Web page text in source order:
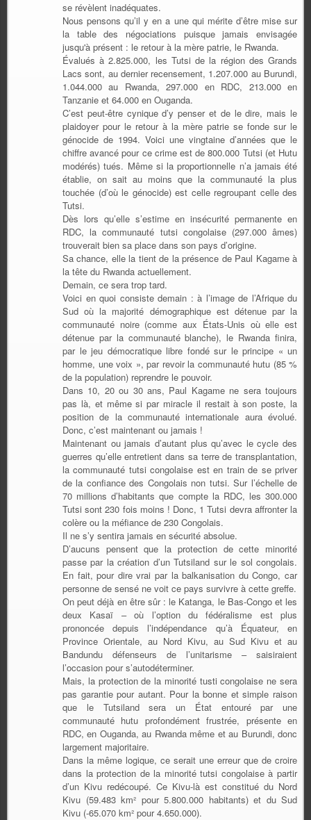
se révèlent inadéquates.
Nous pensons qu’il y en a une qui mérite d’être mise sur
la table des négociations puisque jamais envisagée
jusqu'à présent : le retour à la mère patrie, le Rwanda.
Évalués à 2.825.000, les Tutsi de la région des Grands
Lacs sont, au dernier recensement, 1.207.000 au Burundi,
1.044.000 au Rwanda, 297.000 en RDC, 213.000 en
Tanzanie et 64.000 en Ouganda.
C’est peut-être cynique d’y penser et de le dire, mais le
plaidoyer pour le retour à la mère patrie se fonde sur le
génocide de 1994. Voici une vingtaine d’années que le
chiffre avancé pour ce crime est de 800.000 Tutsi (et Hutu
modérés) tués. Même si la proportionnelle n’a jamais été
établie, on sait au moins que la communauté la plus
touchée (d’où le génocide) est celle regroupant celle des
Tutsi.
Dès lors qu’elle s’estime en insécurité permanente en
RDC, la communauté tutsi congolaise (297.000 âmes)
trouverait bien sa place dans son pays d’origine.
Sa chance, elle la tient de la présence de Paul Kagame à
la tête du Rwanda actuellement.
Demain, ce sera trop tard.
Voici en quoi consiste demain : à l’image de l’Afrique du
Sud où la majorité démographique est détenue par la
communauté noire (comme aux États-Unis où elle est
détenue par la communauté blanche), le Rwanda finira,
par le jeu démocratique libre fondé sur le principe « un
homme, une voix », par revoir la communauté hutu (85 %
de la population) reprendre le pouvoir.
Dans 10, 20 ou 30 ans, Paul Kagame ne sera toujours
pas là, et même si par miracle il restait à son poste, la
position de la communauté internationale aura évolué.
Donc, c’est maintenant ou jamais !
Maintenant ou jamais d’autant plus qu’avec le cycle des
guerres qu’elle entretient dans sa terre de transplantation,
la communauté tutsi congolaise est en train de se priver
de la confiance des Congolais non tutsi. Sur l’échelle de
70 millions d’habitants que compte la RDC, les 300.000
Tutsi sont 230 fois moins ! Donc, 1 Tutsi devra affronter la
colère ou la méfiance de 230 Congolais.
Il ne s’y sentira jamais en sécurité absolue.
D’aucuns pensent que la protection de cette minorité
passe par la création d’un Tutsiland sur le sol congolais.
En fait, pour dire vrai par la balkanisation du Congo, car
personne de sensé ne voit ce pays survivre à cette greffe.
On peut déjà en être sûr : le Katanga, le Bas-Congo et les
deux Kasaï – où l’option du fédéralisme est plus
prononcée depuis l’indépendance qu’à Équateur, en
Province Orientale, au Nord Kivu, au Sud Kivu et au
Bandundu défenseurs de l’unitarisme – saisiraient
l’occasion pour s’autodéterminer.
Mais, la protection de la minorité tusti congolaise ne sera
pas garantie pour autant. Pour la bonne et simple raison
que le Tutsiland sera un État entouré par une
communauté hutu profondément frustrée, présente en
RDC, en Ouganda, au Rwanda même et au Burundi, donc
largement majoritaire.
Dans la même logique, ce serait une erreur que de croire
dans la protection de la minorité tutsi congolaise à partir
d’un Kivu redécoupé. Ce Kivu-là est constitué du Nord
Kivu (59.483 km² pour 5.800.000 habitants) et du Sud
Kivu (-65.070 km² pour 4.650.000).